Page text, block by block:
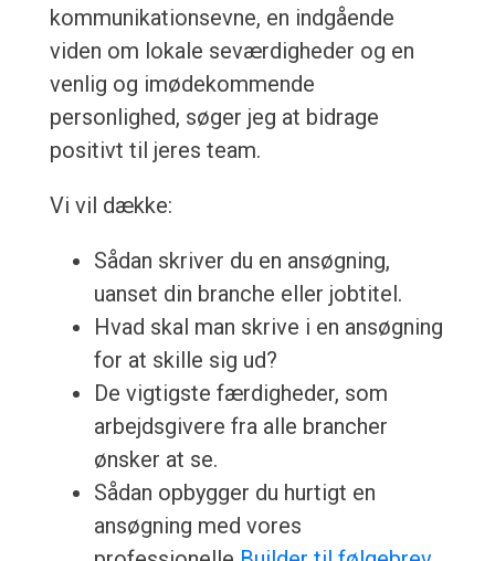
kommunikationsevne, en indgående
viden om lokale seværdigheder og en
venlig og imødekommende
personlighed, søger jeg at bidrage
positivt til jeres team.
Vi vil dække:
Sådan skriver du en ansøgning,
uanset din branche eller jobtitel.
Hvad skal man skrive i en ansøgning
for at skille sig ud?
De vigtigste færdigheder, som
arbejdsgivere fra alle brancher
ønsker at se.
Sådan opbygger du hurtigt en
ansøgning med vores